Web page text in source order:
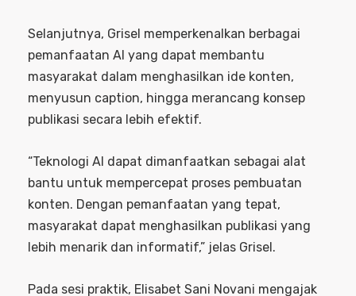
Selanjutnya, Grisel memperkenalkan berbagai
pemanfaatan AI yang dapat membantu
masyarakat dalam menghasilkan ide konten,
menyusun caption, hingga merancang konsep
publikasi secara lebih efektif.
“Teknologi AI dapat dimanfaatkan sebagai alat
bantu untuk mempercepat proses pembuatan
konten. Dengan pemanfaatan yang tepat,
masyarakat dapat menghasilkan publikasi yang
lebih menarik dan informatif,” jelas Grisel.
Pada sesi praktik, Elisabet Sani Novani mengajak